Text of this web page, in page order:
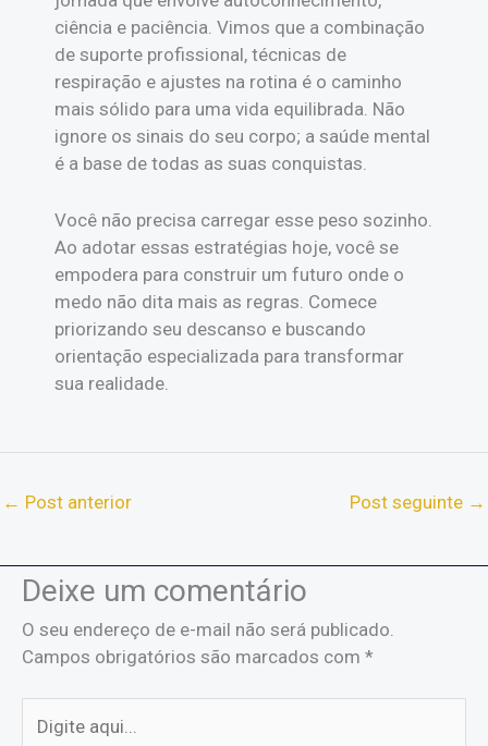
ciência e paciência. Vimos que a combinação
de suporte profissional, técnicas de
respiração e ajustes na rotina é o caminho
mais sólido para uma vida equilibrada. Não
ignore os sinais do seu corpo; a saúde mental
é a base de todas as suas conquistas.
Você não precisa carregar esse peso sozinho.
Ao adotar essas estratégias hoje, você se
empodera para construir um futuro onde o
medo não dita mais as regras. Comece
priorizando seu descanso e buscando
orientação especializada para transformar
sua realidade.
← Post anterior Post seguinte →
Deixe um comentário
O seu endereço de e-mail não será publicado.
Campos obrigatórios são marcados com *
aqui...